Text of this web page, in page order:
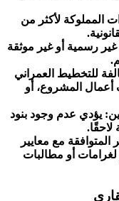
المملوكة لأكثر من
رسمية أو غير موثقة
للتخطيط العمراني
أعمال المشروع، أو
يؤدي عدم وجود بنود
لاحقًا.
المتوافقة مع معايير
لغرامات أو مطالبات